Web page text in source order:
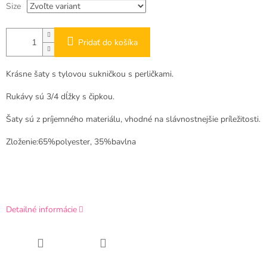
Size
Pridať do košíka
Krásne šaty s tylovou sukničkou s perličkami.
Rukávy sú 3/4 dĺžky s čipkou.
Šaty sú z príjemného materiálu, vhodné na slávnostnejšie príležitosti.
Zloženie:65%polyester, 35%bavlna
Detailné informácie